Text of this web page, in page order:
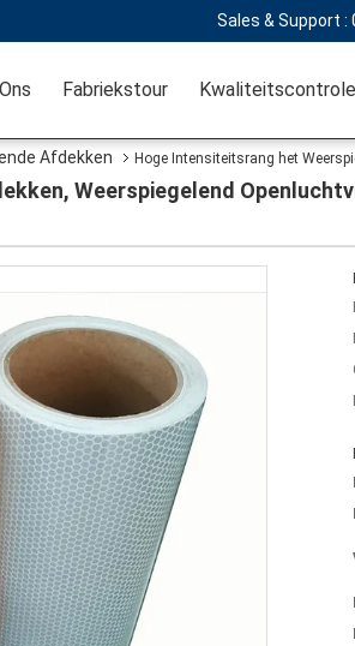
Sales & Support :
Fabriekstour Kwaliteitscontrole
Afdekken
Hoge Intensiteitsrang het
Weerspiegelend